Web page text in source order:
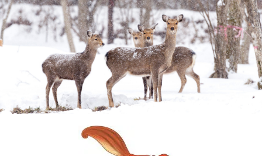
Skip
to
content